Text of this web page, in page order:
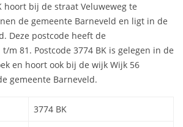
hoort bij de straat Veluweweg te
de gemeente Barneveld en ligt in de
Deze postcode heeft de
m 81. Postcode 3774 BK is gelegen in de
en hoort ook bij de wijk Wijk 56
gemeente Barneveld.
3774 BK